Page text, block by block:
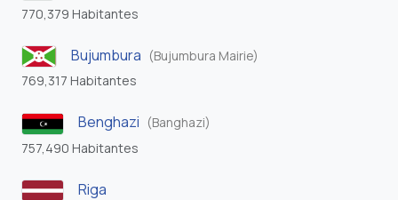
770,379 Habitantes
Bujumbura (Bujumbura Mairie)
769,317 Habitantes
Benghazi (Banghazi)
757,490 Habitantes
Riga